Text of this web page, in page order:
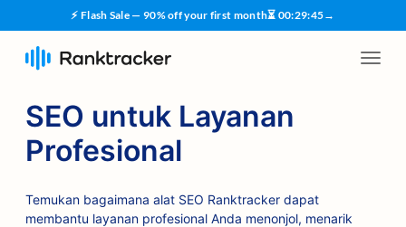
⚡ Flash Sale — 90% off your first month⏳ 00:29:45→
SEO untuk Layanan
Profesional
Temukan bagaimana alat SEO Ranktracker dapat
membantu layanan profesional Anda menonjol, menarik